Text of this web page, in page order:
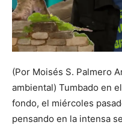
(Por Moisés S. Palmero
ambiental) Tumbado en
fondo, el miércoles
pensando en la intensa